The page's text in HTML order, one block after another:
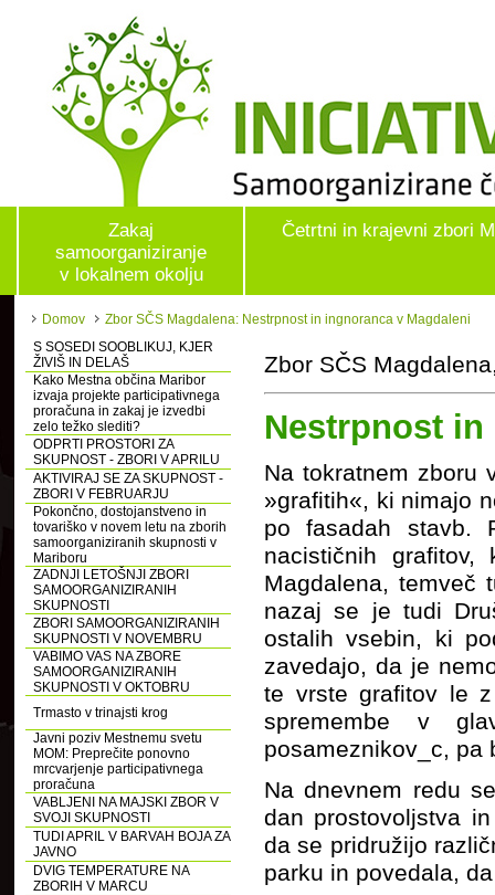
Zakaj
samoorganiziranje
v lokalnem okolju
Četrtni in krajevni zbori
Domov
Zbor SČS Magdalena: Nestrpnost in ingnoranca v Magdaleni
S SOSEDI SOOBLIKUJ, KJER
ŽIVIŠ IN DELAŠ
Kako Mestna občina Maribor
izvaja projekte participativnega
proračuna in zakaj je izvedbi
zelo težko slediti?
ODPRTI PROSTORI ZA
SKUPNOST - ZBORI V APRILU
AKTIVIRAJ SE ZA SKUPNOST -
ZBORI V FEBRUARJU
Pokončno, dostojanstveno in
tovariško v novem letu na zborih
samoorganiziranih skupnosti v
Mariboru
ZADNJI LETOŠNJI ZBORI
SAMOORGANIZIRANIH
SKUPNOSTI
ZBORI SAMOORGANIZIRANIH
SKUPNOSTI V NOVEMBRU
VABIMO VAS NA ZBORE
SAMOORGANIZIRANIH
SKUPNOSTI V OKTOBRU
Trmasto v trinajsti krog
Javni poziv Mestnemu svetu
MOM: Preprečite ponovno
mrcvarjenje participativnega
proračuna
VABLJENI NA MAJSKI ZBOR V
SVOJI SKUPNOSTI
TUDI APRIL V BARVAH BOJA ZA
JAVNO
DVIG TEMPERATURE NA
ZBORIH V MARCU
Zbor SČS
Nestrpnost
Na tokratnem zboru
»grafitih«, ki nimajo
po fasadah stavb.
nacističnih
Magdalena, temveč
nazaj se je tudi
ostalih vsebin, ki
zavedajo, da je
te vrste grafitov le
spremembe v
posameznikov_c, pa
Na dnevnem redu
dan prostovoljstva
da se pridružijo
parku in povedala,